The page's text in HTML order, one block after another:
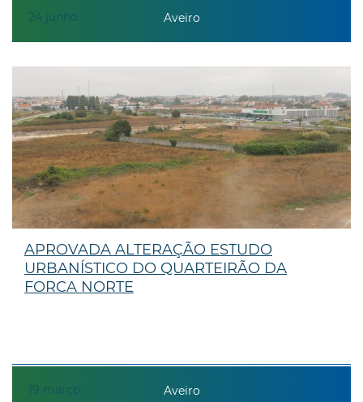
24 junho Aveiro
19 março
APROVADA ALTERAÇÃO ESTUDO
URBANÍSTICO DO QUARTEIRÃO DA
FORCA NORTE
Aveiro